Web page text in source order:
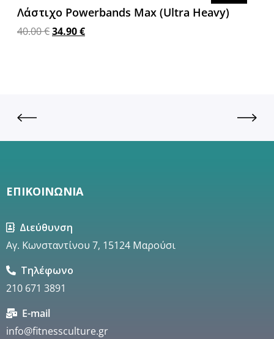
Λάστιχο Powerbands Max (Ultra Heavy)
40.00€34.90€
ΕΠΙΚΟΙΝΩΝΙΑ
Διεύθυνση
Αγ. Κωνσταντίνου 7, 15124 Μαρούσι
Τηλέφωνο
210 671 3891
E-mail
info@fitnessculture.gr